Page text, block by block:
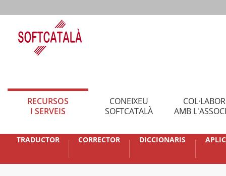
RECURSOS
I SERVEIS
CONEIXEU
SOFTCATALÀ
AMB
TRADUCTOR CORRECTOR DICCIONARIS